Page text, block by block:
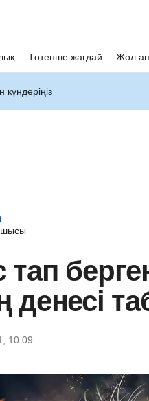
Төтенше жағдай Жол
күндеріңіз
денесі
10:09